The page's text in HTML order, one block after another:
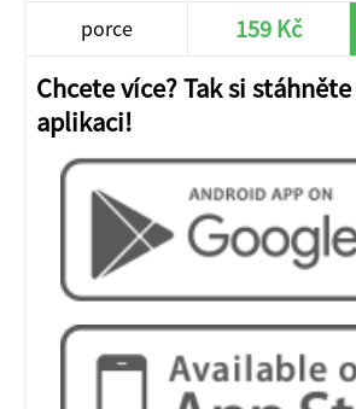
porce 159 Kč
Chcete více? Tak si
aplikaci!